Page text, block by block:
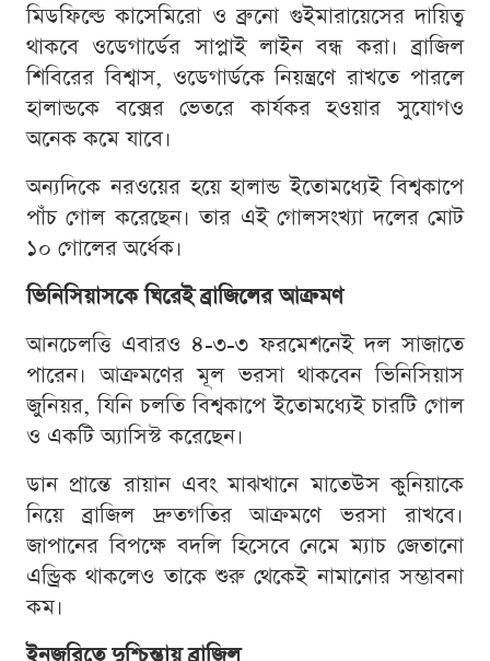
মিডফিল্ডে কাসেমিরো ও ব্রুনো গুইমারায়েসের দায়িত্ব
থাকবে ওডেগার্ডের সাপ্লাই লাইন বন্ধ করা। ব্রাজিল
শিবিরের বিশ্বাস, ওডেগার্ডকে নিয়ন্ত্রণে রাখতে পারলে
হালান্ডকে বক্সের ভেতরে কার্যকর হওয়ার সুযোগও
অনেক কমে যাবে।
অন্যদিকে নরওয়ের হয়ে হালান্ড ইতোমধ্যেই বিশ্বকাপে
পাঁচ গোল করেছেন। তার এই গোলসংখ্যা দলের মোট
১০ গোলের অর্ধেক।
ভিনিসিয়াসকে ঘিরেই ব্রাজিলের আক্রমণ
আনচেলত্তি এবারও ৪-৩-৩ ফরমেশনেই দল সাজাতে
পারেন। আক্রমণের মূল ভরসা থাকবেন ভিনিসিয়াস
জুনিয়র, যিনি চলতি বিশ্বকাপে ইতোমধ্যেই চারটি গোল
ও একটি অ্যাসিস্ট করেছেন।
ডান প্রান্তে রায়ান এবং মাঝখানে মাতেউস কুনিয়াকে
নিয়ে ব্রাজিল দ্রুতগতির আক্রমণে ভরসা রাখবে।
জাপানের বিপক্ষে বদলি হিসেবে নেমে ম্যাচ জেতানো
এন্ড্রিক থাকলেও তাকে শুরু থেকেই নামানোর সম্ভাবনা
কম।